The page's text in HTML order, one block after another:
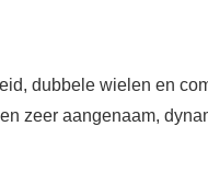
dubbele wielen en
zeer aangenaam,